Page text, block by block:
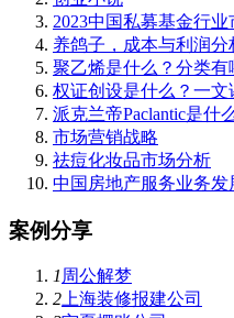
2023中国私募基金行
养鸽子，成本与利润
聚乙烯是什么？分类
权证创设是什么？一文
派克兰帝Paclantic是什
市场营销战略
祛痘化妆品市场分析
中国房地产服务业务
案例分享
1 周公解梦
2 上海装修报建公司